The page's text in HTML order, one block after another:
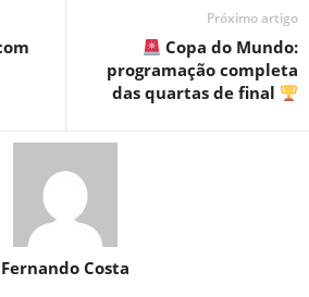
Próximo artigo
Copa do Mundo:
programação completa
das quartas de final
Fernando Costa